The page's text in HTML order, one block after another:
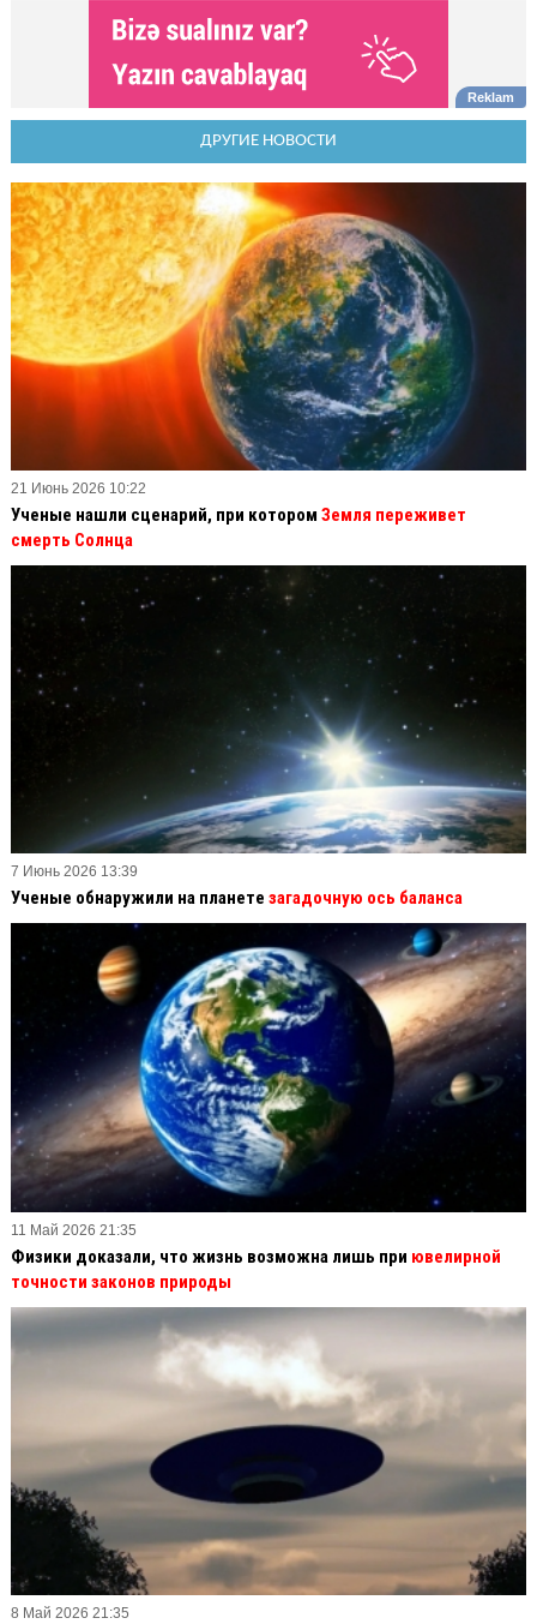
ДРУГИЕ НОВОСТИ
21 Июнь 2026 10:22
Ученые нашли сценарий, при котором Земля переживет
смерть Солнца
7 Июнь 2026 13:39
Ученые обнаружили на планете загадочную ось баланса
11 Май 2026 21:35
Физики доказали, что жизнь возможна лишь при ювелирной
точности законов природы
8 Май 2026 21:35